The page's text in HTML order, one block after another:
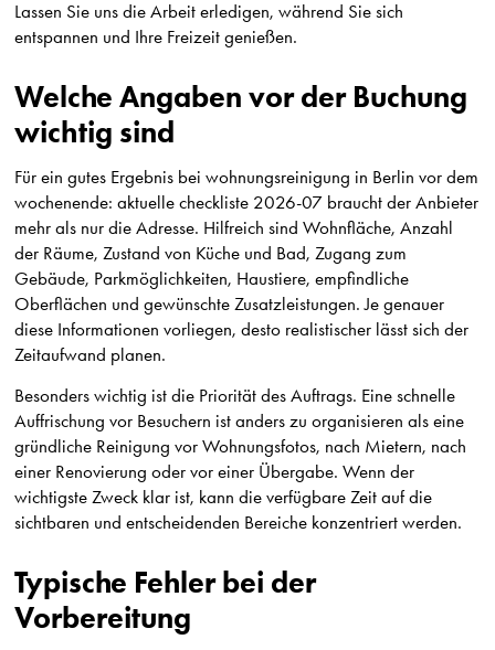
Lassen Sie uns die Arbeit erledigen, während Sie sich
entspannen und Ihre Freizeit genießen.
Welche Angaben vor der Buchung
wichtig sind
Für ein gutes Ergebnis bei wohnungsreinigung in Berlin vor dem
wochenende: aktuelle checkliste 2026-07 braucht der Anbieter
mehr als nur die Adresse. Hilfreich sind Wohnfläche, Anzahl
der Räume, Zustand von Küche und Bad, Zugang zum
Gebäude, Parkmöglichkeiten, Haustiere, empfindliche
Oberflächen und gewünschte Zusatzleistungen. Je genauer
diese Informationen vorliegen, desto realistischer lässt sich der
Zeitaufwand planen.
Besonders wichtig ist die Priorität des Auftrags. Eine schnelle
Auffrischung vor Besuchern ist anders zu organisieren als eine
gründliche Reinigung vor Wohnungsfotos, nach Mietern, nach
einer Renovierung oder vor einer Übergabe. Wenn der
wichtigste Zweck klar ist, kann die verfügbare Zeit auf die
sichtbaren und entscheidenden Bereiche konzentriert werden.
Typische Fehler bei der
Vorbereitung